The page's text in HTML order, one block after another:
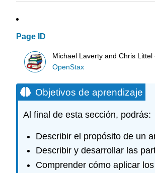
Page ID
Michael Laverty and Chris Littel
OpenStax
Objetivos de aprendizaje
Al final de esta sección, podrás:
Describir el propósito de un
Describir y desarrollar las
Comprender cómo aplicar